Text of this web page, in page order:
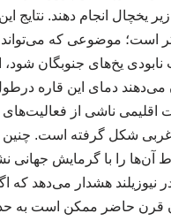
یخچال انجام دهند. نتایج
است؛ موضوعی که
یخ‌های جنوبگان شود،
می‌دهند دمای این قاره
اقلیمی ناشی از
را با گرمایش جهانی
هشدار می‌دهد که